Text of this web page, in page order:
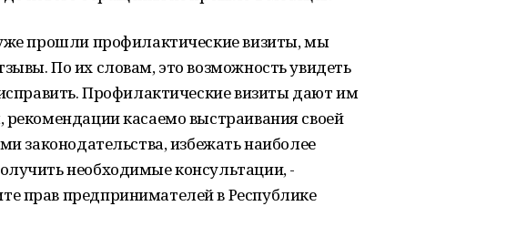
прошли профилактические визиты, мы
По их словам, это возможность увидеть
Профилактические визиты дают им
касаемо выстраивания своей
законодательства, избежать наиболее
необходимые консультации, -
прав предпринимателей в Республике